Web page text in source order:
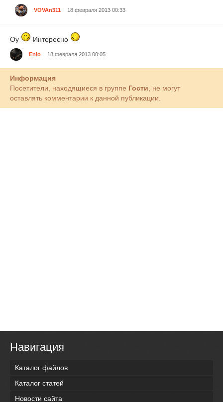
VOVAn311 18 февраля 2013 00:33
Оу Интересно
Enio 18 февраля 2013 00:05
Информация
Посетители, находящиеся в группе Гости , не могут
оставлять комментарии к данной публикации.
Навигация
Каталог файлов
Каталог статей
Новости сайта